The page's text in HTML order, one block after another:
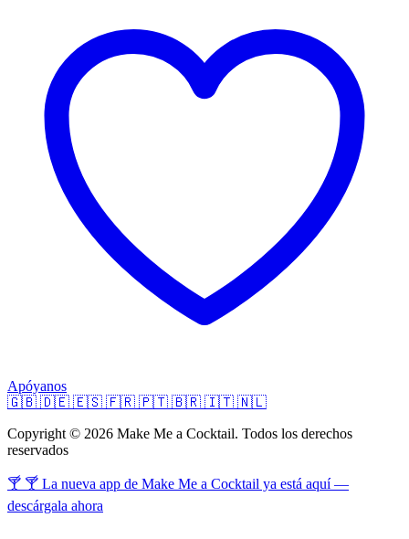
Apóyanos
🇬🇧 🇩🇪 🇪🇸 🇫🇷 🇵🇹 🇧🇷 🇮🇹 🇳🇱
Copyright © 2026 Make Me a Cocktail. Todos los derechos
reservados
🍸 🍸 La nueva app de Make Me a Cocktail ya está aquí —
descárgala ahora